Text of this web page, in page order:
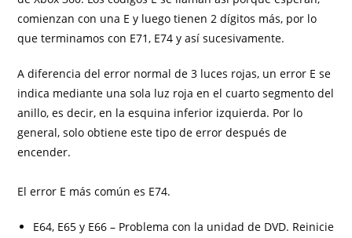
comienzan con una E y luego tienen 2 dígitos más, por lo
que terminamos con E71, E74 y así sucesivamente.
A diferencia del error normal de 3 luces rojas, un error E se
indica mediante una sola luz roja en el cuarto segmento del
anillo, es decir, en la esquina inferior izquierda. Por lo
general, solo obtiene este tipo de error después de
encender.
El error E más común es E74.
E64, E65 y E66 – Problema con la unidad de DVD. Reinicie